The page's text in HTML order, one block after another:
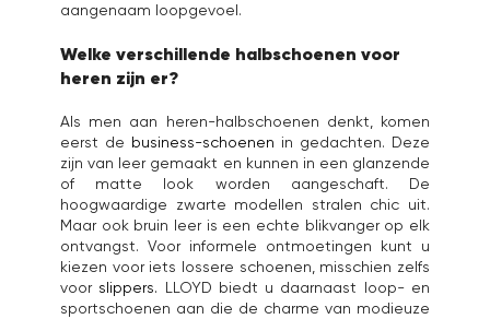
aangenaam loopgevoel.
Welke verschillende halbschoenen voor
heren zijn er?
Als men aan heren-halbschoenen denkt, komen
eerst de business-schoenen in gedachten. Deze
zijn van leer gemaakt en kunnen in een glanzende
of matte look worden aangeschaft. De
hoogwaardige zwarte modellen stralen chic uit.
Maar ook bruin leer is een echte blikvanger op elk
ontvangst. Voor informele ontmoetingen kunt u
kiezen voor iets lossere schoenen, misschien zelfs
voor slippers. LLOYD biedt u daarnaast loop- en
sportschoenen aan die de charme van modieuze